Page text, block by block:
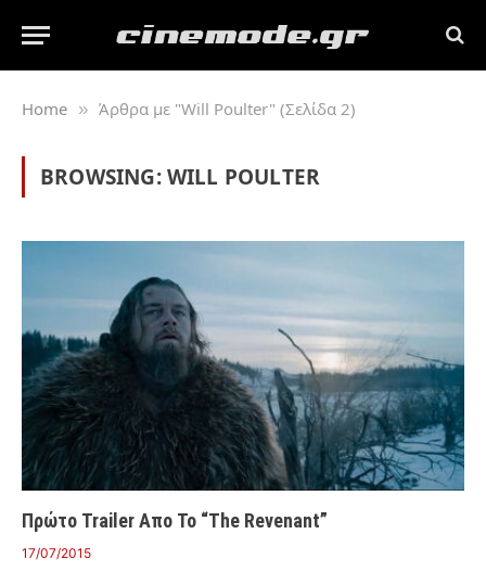
Home » Άρθρα με "Will Poulter" (Σελίδα 2)
BROWSING:WILL POULTER
Πρώτο Trailer Απο Το “The Revenant”
17/07/2015